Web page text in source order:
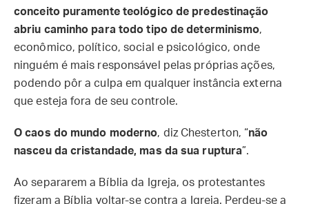
conceito puramente teológico de predestinação
abriu caminho para todo tipo de determinismo,
econômico, político, social e psicológico, onde
ninguém é mais responsável pelas próprias ações,
podendo pôr a culpa em qualquer instância externa
que esteja fora de seu controle.
O caos do mundo moderno, diz Chesterton, “não
nasceu da cristandade, mas da sua ruptura”.
Ao separarem a Bíblia da Igreja, os protestantes
fizeram a Bíblia voltar-se contra a Igreja. Perdeu-se a